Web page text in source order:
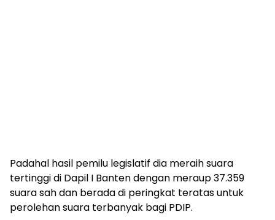
Padahal hasil pemilu legislatif dia meraih suara
tertinggi di Dapil I Banten dengan meraup 37.359
suara sah dan berada di peringkat teratas untuk
perolehan suara terbanyak bagi PDIP.